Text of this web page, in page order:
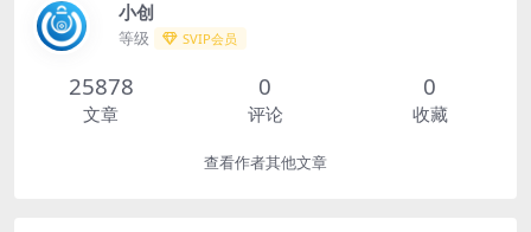
小创
等级 SVIP会员
25878
文章
0
评论
0
收藏
查看作者其他文章